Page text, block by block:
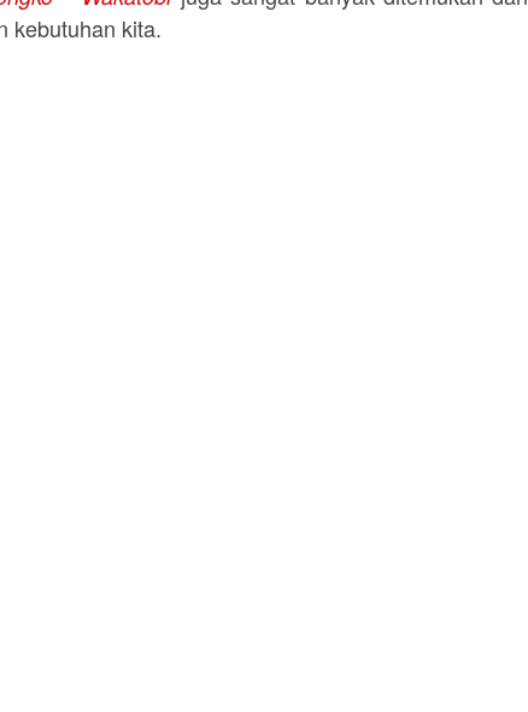
kebutuhan kita.